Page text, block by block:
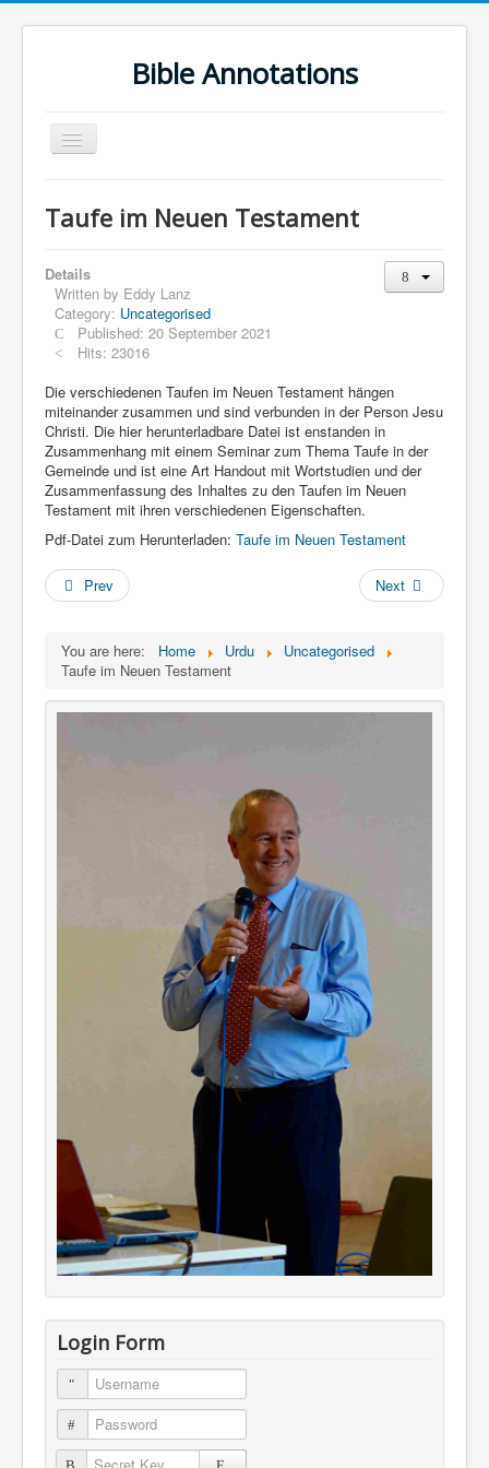
Bible Annotations
Toggle
Navigation
Urdu Geo Version
English
Urdu
Deutsch
Greek NT
Book Corner
Links
Taufe im Neuen Testament
Details
Written by Eddy Lanz
Category: Uncategorised
Published: 20 September 2021
Hits: 23016
Die verschiedenen Taufen im Neuen Testament hängen
miteinander zusammen und sind verbunden in der Person Jesu
Christi. Die hier herunterladbare Datei ist enstanden in
Zusammenhang mit einem Seminar zum Thema Taufe in der
Gemeinde und ist eine Art Handout mit Wortstudien und der
Zusammenfassung des Inhaltes zu den Taufen im Neuen
Testament mit ihren verschiedenen Eigenschaften.
Pdf-Datei zum Herunterladen: Taufe im Neuen Testament
Prev Next
You are here: Home Urdu
Uncategorised
Taufe im Neuen Testament
Login Form
Username
Password